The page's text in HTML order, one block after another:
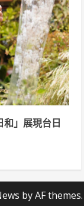
」展現台日
by AF themes.